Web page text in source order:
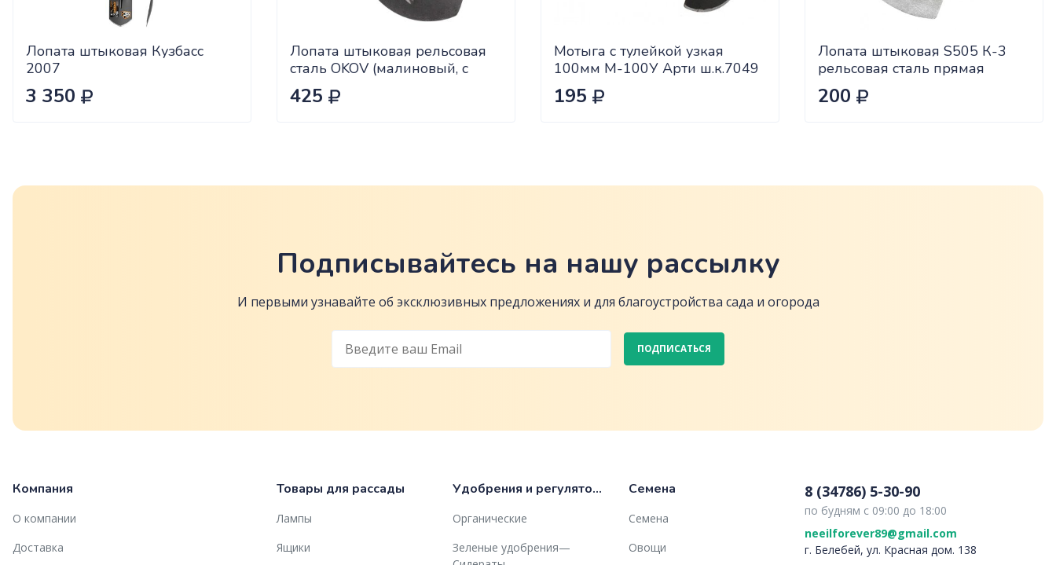
Лопата штыковая Кузбасс
2007
3 350
Лопата штыковая рельсовая
сталь OKOV (малиновый, с
ребром жестк.)
425
Мотыга с тулейкой узкая
100мм М-100У Арти ш.к.7049
195
Лопата штыковая S505 К-3
рельсовая сталь прямая
усиленная с 2 ребр жестк
серый-лак сп=10шт/спайками
200
Подписывайтесь на нашу рассылку
И первыми узнавайте об эксклюзивных предложениях и для благоустройства сада и огорода
ПОДПИСАТЬСЯ
Компания
О компании
Доставка
Товары для рассады
Лампы
Ящики
Удобрения и регуляторы роста
Органические
Зеленые удобрения—
Семена
Семена
Овощи
8 (34786) 5-30-90
по будням с 09:00 до 18:00
neeilforever89@gmail.com
г. Белебей, ул. Красная дом. 138